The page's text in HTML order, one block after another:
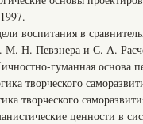
воспитания в
М. Н. Певзнера и С. А.
гуманная основа
творческого
творческого
ценности в